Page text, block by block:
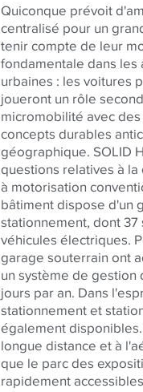
Quiconque prévoit
centralisé pour un
tenir compte de leur
fondamentale dans les
urbaines : les voitures
joueront un rôle
micromobilité avec
concepts durables
géographique. SOLID
questions relatives à
à motorisation
bâtiment dispose d'un
stationnement, dont
véhicules électriques.
garage souterrain ont
un système de gestion
jours par an. Dans
stationnement et
également
longue distance et à
que le parc des
rapidement